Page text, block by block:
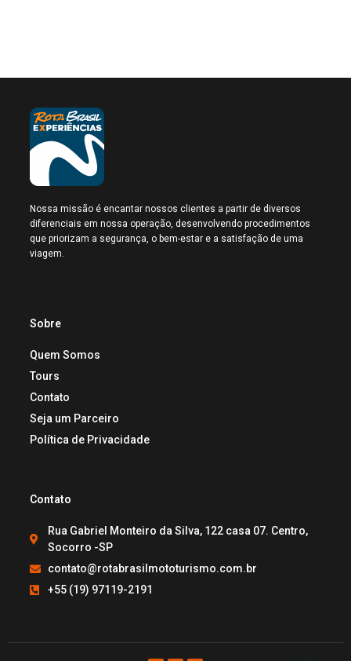
Nossa missão é encantar nossos clientes a partir de diversos
diferenciais em nossa operação, desenvolvendo procedimentos
que priorizam a segurança, o bem-estar e a satisfação de uma
viagem.
Sobre
Quem Somos
Tours
Contato
Seja um Parceiro
Política de Privacidade
Contato
Rua Gabriel Monteiro da Silva, 122 casa 07. Centro,
Socorro -SP
contato@rotabrasilmototurismo.com.br
+55 (19) 97119-2191